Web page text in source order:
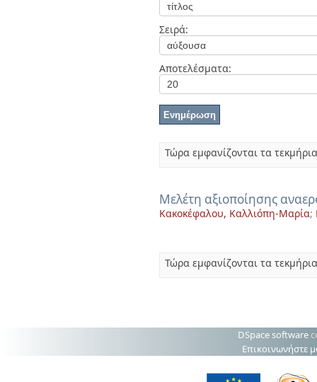
Σειρά:
Αποτελέσματα:
Τώρα εμφανίζονται τα
Μελέτη αξιοποίησης
Κακοκέφαλου, Καλλιόπη-Μαρία;
Τώρα εμφανίζονται τα
DSpace software
Επικοινωνήστε